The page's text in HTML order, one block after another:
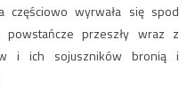
częściowo wyrwała się spod
przeszły wraz z
i ich sojuszników bronią i